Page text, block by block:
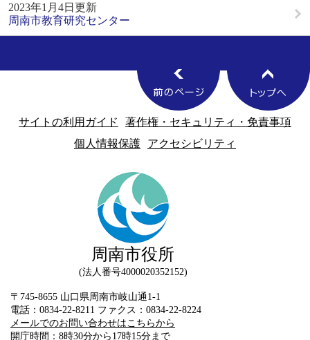
2023年1月4日更新
周南市教育研究センター
サイトの利用ガイド
著作権・セキュリティ・免責事項
個人情報保護
アクセシビリティ
周南市役所
法人番号4000020352152
〒745-8655 山口県周南市岐山通1-1
電話：0834-22-8211 ファクス：0834-22-8224
メールでのお問い合わせはこちらから
開庁時間：8時30分から17時15分まで